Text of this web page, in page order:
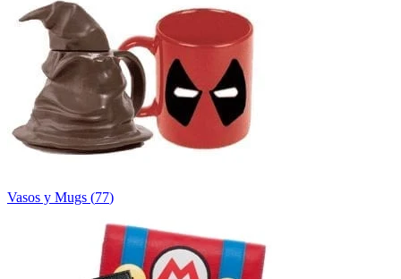
Vasos y Mugs (77)